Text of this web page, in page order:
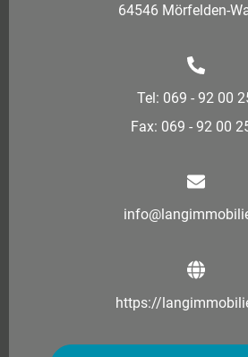
64546 Mörfelden-
Tel: 069 - 92 00
Fax: 069 - 92 00
https://